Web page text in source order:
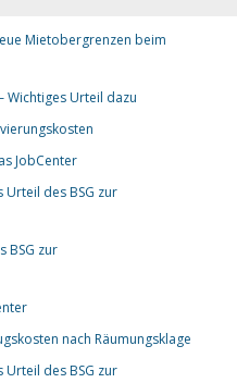
Mietobergrenzen beim
Wichtiges Urteil dazu
JobCenter
Urteil des BSG zur
BSG zur
nach Räumungsklage
Urteil des BSG zur